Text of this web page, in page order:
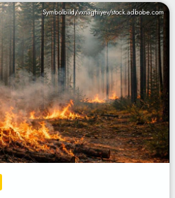
Symbolbild/vxnaghiyev/stock.adbobe.com